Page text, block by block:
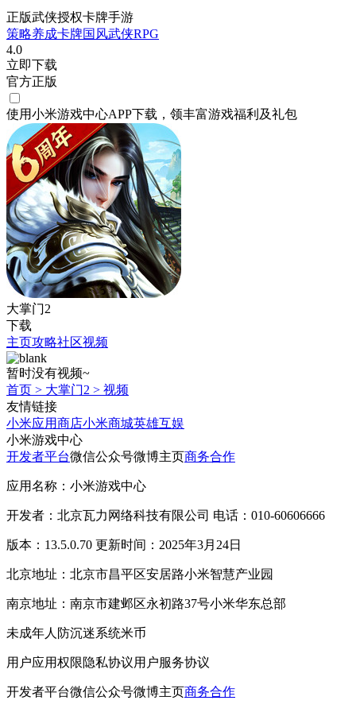
正版武侠授权卡牌手游
策略养成卡牌国风武侠RPG
4.0
立即下载
官方正版
使用小米游戏中心APP下载 ，领丰富游戏福利 及礼包
大掌门2
下载
主页攻略社区视频
暂时没有视频~
首页 > 大掌门2 > 视频
友情链接
小米应用商店小米商城英雄互娱
小米游戏中心
开发者平台微信公众号微博主页商务合作
应用名称：小米游戏中心
开发者：北京瓦力网络科技有限公司 电话：010-60606666
版本：13.5.0.70 更新时间：2025年3月24日
北京地址：北京市昌平区安居路小米智慧产业园
南京地址：南京市建邺区永初路37号小米华东总部
未成年人防沉迷系统米币
用户应用权限隐私协议用户服务协议
开发者平台微信公众号微博主页商务合作